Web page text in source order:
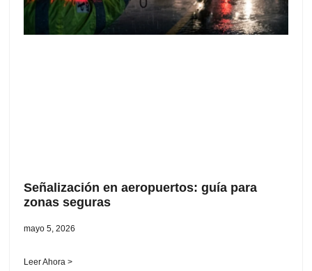
Señalización en aeropuertos: guía para
zonas seguras
mayo 5, 2026
Leer Ahora >